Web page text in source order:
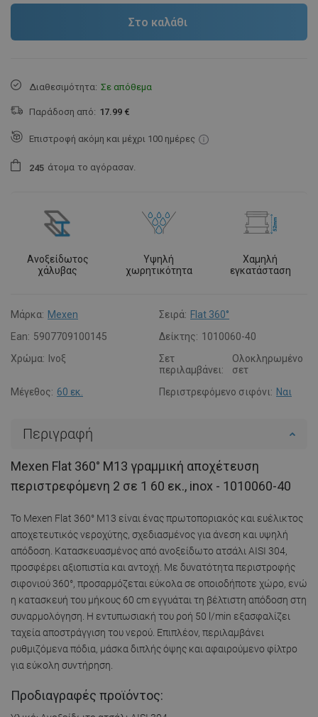
Στο καλάθι
Διαθεσιμότητα: Σε απόθεμα
Παράδοση από: 17.99 €
Επιστροφή ακόμη και μέχρι 100 ημέρες
245 άτομα το αγόρασαν.
Ανοξείδωτος
χάλυβας
Υψηλή
χωρητικότητα
Χαμηλή
εγκατάσταση
Μάρκα: Mexen Σειρά: Flat 360°
Ean: 5907709100145 Δείκτης: 1010060-40
Χρώμα: Ινοξ
Σετ
περιλαμβάνει:
Ολοκληρωμένο
σετ
Μέγεθος: 60 εκ. Περιστρεφόμενο σιφόνι: Ναι
Περιγραφή
Mexen Flat 360° M13 γραμμική αποχέτευση
περιστρεφόμενη 2 σε 1 60 εκ., inox - 1010060-40
Το Mexen Flat 360° M13 είναι ένας πρωτοποριακός και ευέλικτος
αποχετευτικός νεροχύτης, σχεδιασμένος για άνεση και υψηλή
απόδοση. Κατασκευασμένος από ανοξείδωτο ατσάλι AISI 304,
προσφέρει αξιοπιστία και αντοχή. Με δυνατότητα περιστροφής
σιφονιού 360°, προσαρμόζεται εύκολα σε οποιοδήποτε χώρο, ενώ
η κατασκευή του μήκους 60 cm εγγυάται τη βέλτιστη απόδοση στη
συναρμολόγηση. Η εντυπωσιακή του ροή 50 l/min εξασφαλίζει
ταχεία αποστράγγιση του νερού. Επιπλέον, περιλαμβάνει
ρυθμιζόμενα πόδια, μάσκα διπλής όψης και αφαιρούμενο φίλτρο
για εύκολη συντήρηση.
Προδιαγραφές προϊόντος: